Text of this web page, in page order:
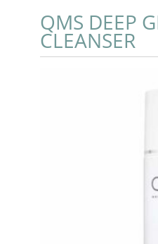
QMS DEEP
CLEANSER